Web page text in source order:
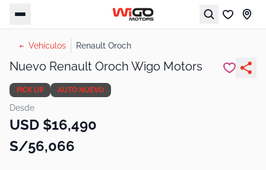
Vehículos Renault Oroch
Nuevo Renault Oroch Wigo Motors
PICK UP AUTO NUEVO
Desde
USD $16,490
S/56,066